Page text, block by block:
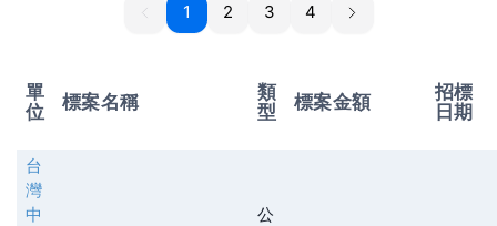
11 2 3 4
單
位
標案名稱
類
型
標案金額
招標
日期
台
灣
中
公